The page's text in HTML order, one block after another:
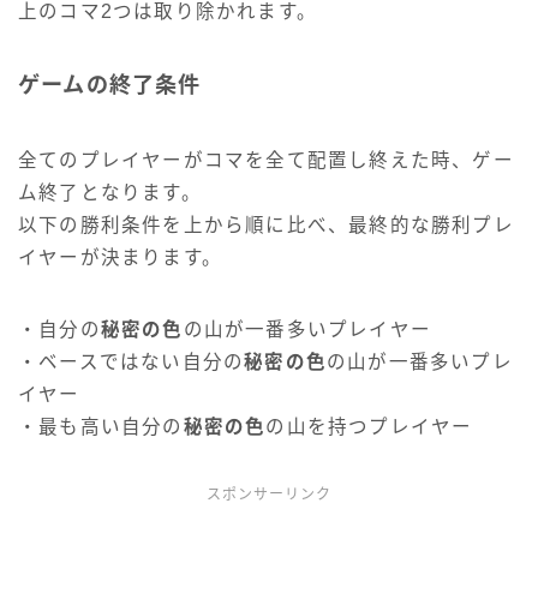
上のコマ2つは取り除かれます。
ゲームの終了条件
全てのプレイヤーがコマを全て配置し終えた時、ゲー
ム終了となります。
以下の勝利条件を上から順に比べ、最終的な勝利プレ
イヤーが決まります。
・自分の秘密の色 の山が一番多いプレイヤー
・ベースではない自分の秘密の色の山が一番多いプレ
イヤー
・最も高い自分の 秘密の色の山を持つプレイヤー
スポンサーリンク